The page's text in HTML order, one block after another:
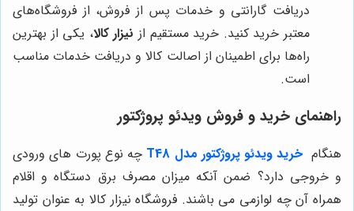
دریافت گارانتی و خدمات پس از فروش، از فروشگاه‌های
معتبر خرید کنید. خرید مستقیم از نیزار کالا، یکی از بهترین
راه‌ها برای اطمینان از اصالت کالا و دریافت خدمات مناسب
است.
راهنمای خرید و فروش ویدئو پروژکتور
هنگام خرید ویدئو پروژکتور مدل T48
چه نوع پورت های ورودی
و خروجی دارد؟ ضمن آنکه میزان مصرف برق دستگاه و اقلام
همراه آن چه لوازمی می باشند. فروشگاه نیزار کالا به عنوان تولید